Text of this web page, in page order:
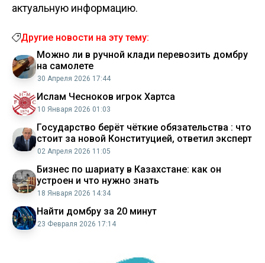
актуальную информацию.
Другие новости на эту тему:
Можно ли в ручной клади перевозить домбру
на самолете
30 Апреля 2026 17:44
Ислам Чесноков игрок Хартса
10 Января 2026 01:03
Государство берёт чёткие обязательства : что
стоит за новой Конституцией, ответил эксперт
02 Апреля 2026 11:05
Бизнес по шариату в Казахстане: как он
устроен и что нужно знать
18 Января 2026 14:34
Найти домбру за 20 минут
23 Февраля 2026 17:14